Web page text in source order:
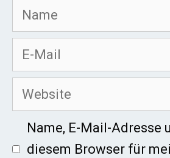
Name
E-
Mail
Website
Name, E-Mail-Adresse
diesem Browser für